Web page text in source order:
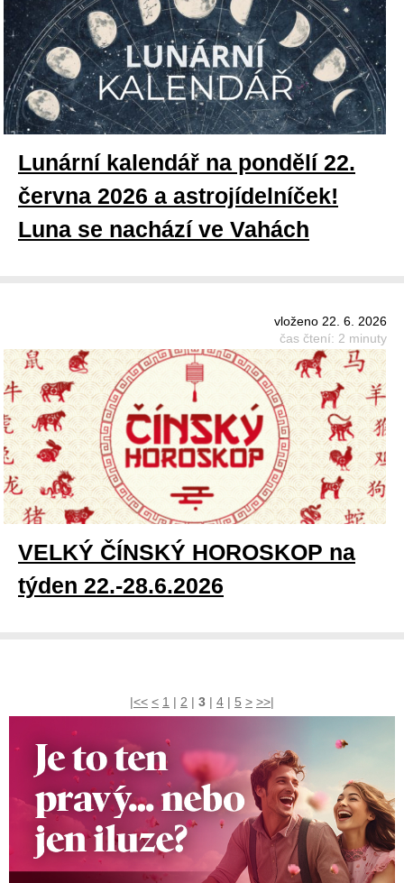
Lunární kalendář na pondělí 22.
června 2026 a astrojídelníček!
Luna se nachází ve Vahách
vloženo 22. 6. 2026
čas čtení: 2 minuty
VELKÝ ČÍNSKÝ HOROSKOP na
týden 22.-28.6.2026
|<< < 1 | 2 | 3 | 4 | 5 > >>|